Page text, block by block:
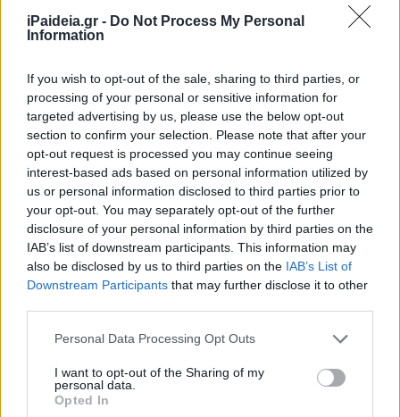
iPaideia.gr - Do Not Process My Personal
Information
If you wish to opt-out of the sale, sharing to third parties, or
processing of your personal or sensitive information for
targeted advertising by us, please use the below opt-out
section to confirm your selection. Please note that after your
opt-out request is processed you may continue seeing
interest-based ads based on personal information utilized by
us or personal information disclosed to third parties prior to
your opt-out. You may separately opt-out of the further
disclosure of your personal information by third parties on the
IAB’s list of downstream participants. This information may
also be disclosed by us to third parties on the IAB’s List of
Downstream Participants that may further disclose it to other
Please note that this website/app uses one or more Google
not limited to your visit or usage behaviour. You may click to
grant or deny consent to Google and its third-party tags to
use your data for below specified purposes in below Google
Personal Data Processing Opt Outs
I want to opt-out of the Sharing of my
personal data.
Opted In
το διοικητικό τους έργο και με την επιστροφή τους στην
οργανική τους θέση θα αξιολογηθούν και στο γνωστικό
Η μονιμοποίηση του κάθε εκπαιδευτικού όποτε κι αν
ολοκληρωθεί θα έχει αναδρομική ισχύ. Δηλαδή η
βαθμολογική και μισθολογική εξέλιξη θα ξεκινήσει από
τη συμπλήρωση της διετίας και όχι τη συμπλήρωση της
αξιολόγησής τους. Το ίδιο δεν ισχύει για όσους
-ευτυχώς λίγους- αρνούνται την αξιολόγηση. Γι’ αυτούς ο
χρόνος της δοκιμής υπηρεσίας παρατείνεται μέχρις
ότου ολοκληρωθεί με επιτυχία η αξιολόγησή τους.
Πρόκειται για τήρηση της νομιμότητας και είναι
υποχρέωση όλων μας να σεβόμαστε αυτήν.
μια διαδικασία, η οποία απλά την κουνάμε ως σημαία. Την
υπηρετούμε και αυτό που αναζητούμε και διεκδικούμε
σε μια σύγχρονη δημοκρατία είναι μια δίκαιη αξιολόγηση.